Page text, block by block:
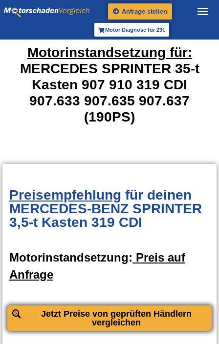
Anfrage stellen
Motor Diagnose für 23€
Motorinstandsetzung für:
MERCEDES SPRINTER 35-t
Kasten 907 910 319 CDI
907.633 907.635 907.637
(190PS)
Preisempfehlung für deinen
MERCEDES-BENZ SPRINTER
3,5-t Kasten 319 CDI
Motorinstandsetzung: Preis auf
Anfrage
Jetzt Preise von geprüften Händlern
vergleichen